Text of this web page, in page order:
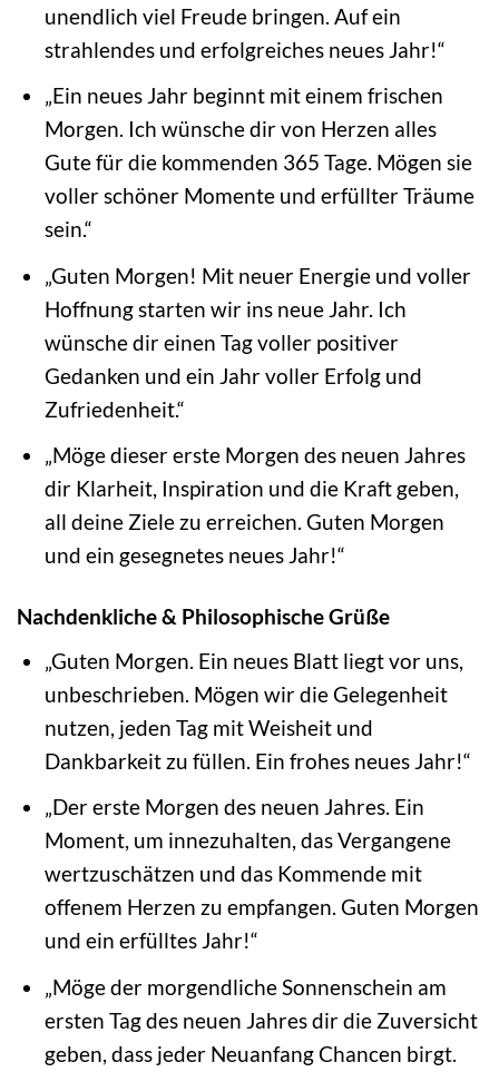
unendlich viel Freude bringen. Auf ein
strahlendes und erfolgreiches neues Jahr!“
„Ein neues Jahr beginnt mit einem frischen
Morgen. Ich wünsche dir von Herzen alles
Gute für die kommenden 365 Tage. Mögen sie
voller schöner Momente und erfüllter Träume
sein.“
„Guten Morgen! Mit neuer Energie und voller
Hoffnung starten wir ins neue Jahr. Ich
wünsche dir einen Tag voller positiver
Gedanken und ein Jahr voller Erfolg und
Zufriedenheit.“
„Möge dieser erste Morgen des neuen Jahres
dir Klarheit, Inspiration und die Kraft geben,
all deine Ziele zu erreichen. Guten Morgen
und ein gesegnetes neues Jahr!“
Nachdenkliche & Philosophische Grüße
„Guten Morgen. Ein neues Blatt liegt vor uns,
unbeschrieben. Mögen wir die Gelegenheit
nutzen, jeden Tag mit Weisheit und
Dankbarkeit zu füllen. Ein frohes neues Jahr!“
„Der erste Morgen des neuen Jahres. Ein
Moment, um innezuhalten, das Vergangene
wertzuschätzen und das Kommende mit
offenem Herzen zu empfangen. Guten Morgen
und ein erfülltes Jahr!“
„Möge der morgendliche Sonnenschein am
ersten Tag des neuen Jahres dir die Zuversicht
geben, dass jeder Neuanfang Chancen birgt.